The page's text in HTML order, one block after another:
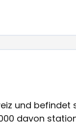
und befindet
davon